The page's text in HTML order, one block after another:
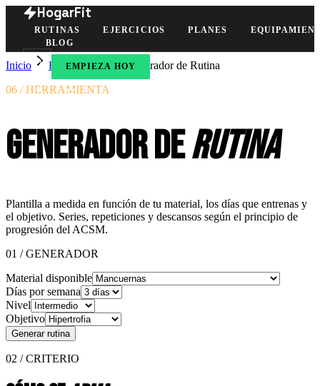
HogarFit
RUTINAS EJERCICIOS PLANES
BLOG
EMPIEZA HOY
Inicio Herramientas
Generador de Rutina
06 / HERRAMIENTA
Generador derutina
Plantilla a medida en función de tu material, los días que entrenas y
el objetivo. Series, repeticiones y descansos según el principio de
progresión del ACSM.
01 / GENERADOR
Material disponible
Días por semana
Nivel
Objetivo
Generar rutina
02 / CRITERIO